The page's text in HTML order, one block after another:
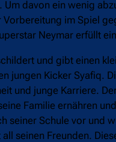
davon ein wenig
im Spiel
Neymar erfüllt
und gibt einen
jungen Kicker Syafiq.
und junge Karriere.
Familie ernähren
seiner Schule vor und
seinen Freunden.